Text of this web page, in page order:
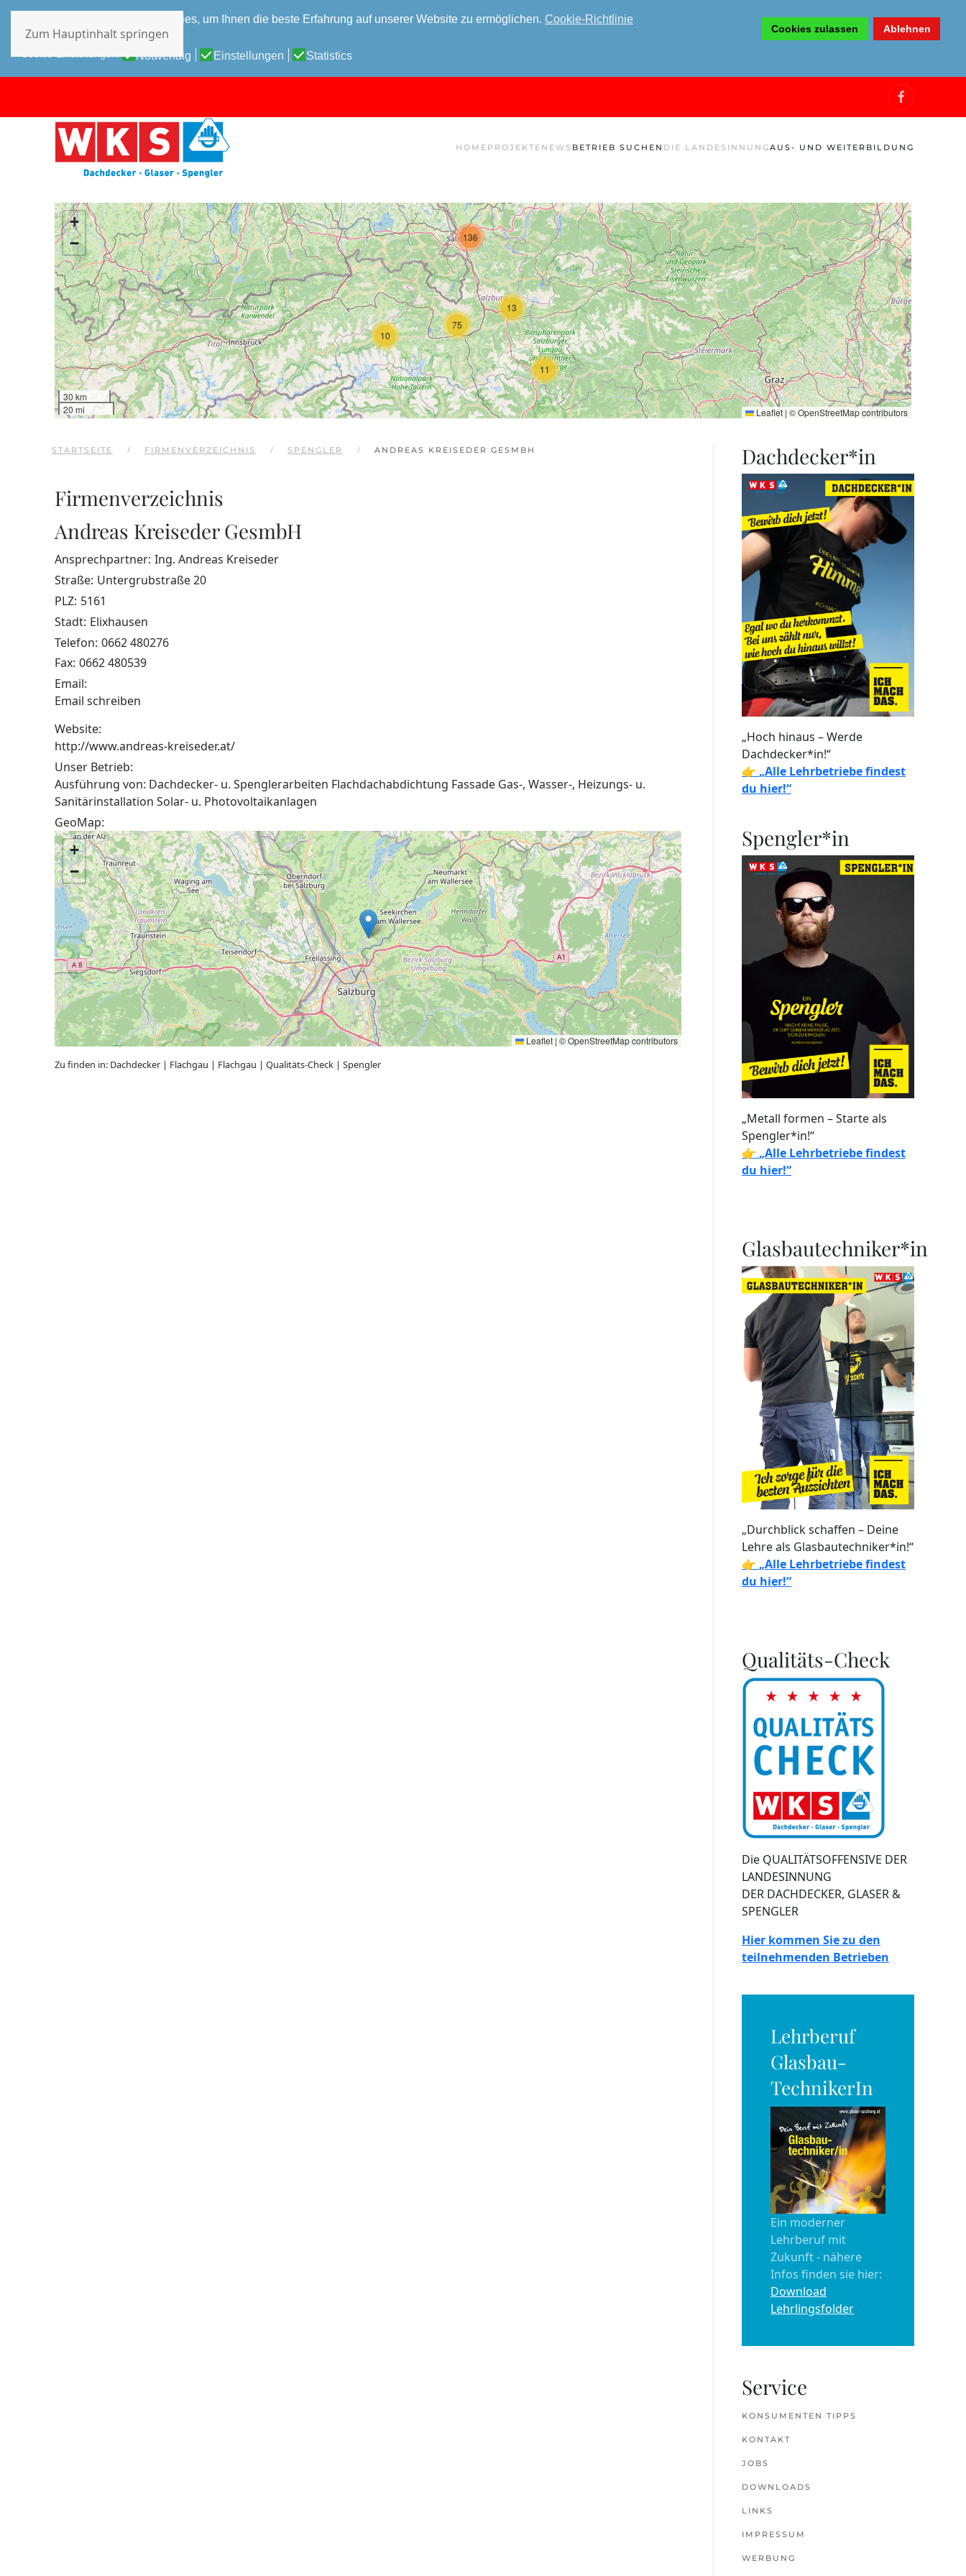
Diese Website verwendet Cookies, um Ihnen die beste Erfahrung auf unserer Website zu ermöglichen. Cookie-Richtlinie
Datenschutz-Bestimmungen
Cookies zulassen Ablehnen
Notwendig Einstellungen Statistics
Zum Hauptinhalt springen
HOME PROJEKTE NEWS BETRIEB SUCHEN DIE LANDESINNUNGAUS- UND WEITERBILDUNG
10
11
13
75
136
+
−
30 km
20 mi
Leaflet | ©OpenStreetMapcontributors
STARTSEITE FIRMENVERZEICHNIS SPENGLER ANDREAS KREISEDER GESMBH
Firmenverzeichnis
Andreas Kreiseder GesmbH
Ansprechpartner: Ing. Andreas Kreiseder
Straße: Untergrubstraße 20
PLZ: 5161
Stadt: Elixhausen
Telefon: 0662 480276
Fax: 0662 480539
Email:
Email schreiben
Website:
http://www.andreas-kreiseder.at/
Unser Betrieb:
Ausführung von: Dachdecker- u. Spenglerarbeiten Flachdachabdichtung Fassade Gas-, Wasser-, Heizungs- u.
Sanitärinstallation Solar- u. Photovoltaikanlagen
GeoMap:
+
−
Leaflet | ©OpenStreetMapcontributors
Zu finden in: Dachdecker | Flachgau | Flachgau | Qualitäts-Check | Spengler
Dachdecker*in
„Hoch hinaus – Werde
Dachdecker*in!“
👉 „Alle Lehrbetriebe findest
du hier!“
Spengler*in
„Metall formen – Starte als
Spengler*in!“
👉 „Alle Lehrbetriebe findest
du hier!“
Glasbautechniker*in
„Durchblick schaffen – Deine
Lehre als Glasbautechniker*in!“
👉 „Alle Lehrbetriebe findest
du hier!“
Qualitäts-Check
Die QUALITÄTSOFFENSIVE DER
LANDESINNUNG
DER DACHDECKER, GLASER &
SPENGLER
Hier kommen Sie zu den
teilnehmenden Betrieben
Lehrberuf
Glasbau-
TechnikerIn
Ein moderner
Lehrberuf mit
Zukunft - nähere
Infos finden sie hier:
Download
Lehrlingsfolder
Service
KONSUMENTEN TIPPS
KONTAKT
JOBS
DOWNLOADS
LINKS
IMPRESSUM
WERBUNG